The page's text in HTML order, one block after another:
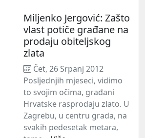
Miljenko Jergović: Zašto
vlast potiče građane na
prodaju obiteljskog
zlata
Čet, 26 Srpanj 2012
Posljednjih mjeseci, vidimo
to svojim očima, građani
Hrvatske rasprodaju zlato. U
Zagrebu, u centru grada, na
svakih pedesetak metara,